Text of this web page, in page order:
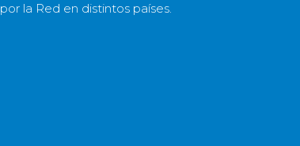
por la Red en distintos países.